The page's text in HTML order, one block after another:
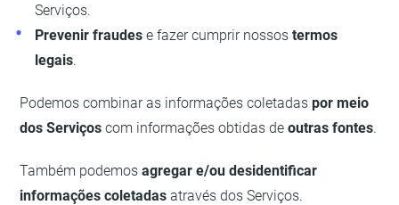
Serviços.
Prevenir fraudes e fazer cumprir nossostermos
legais.
Podemos combinar as informações coletadaspor meio
dos Serviços com informações obtidas deoutras fontes.
Também podemosagregar e/ou desidentificar
informações coletadas através dos Serviços.